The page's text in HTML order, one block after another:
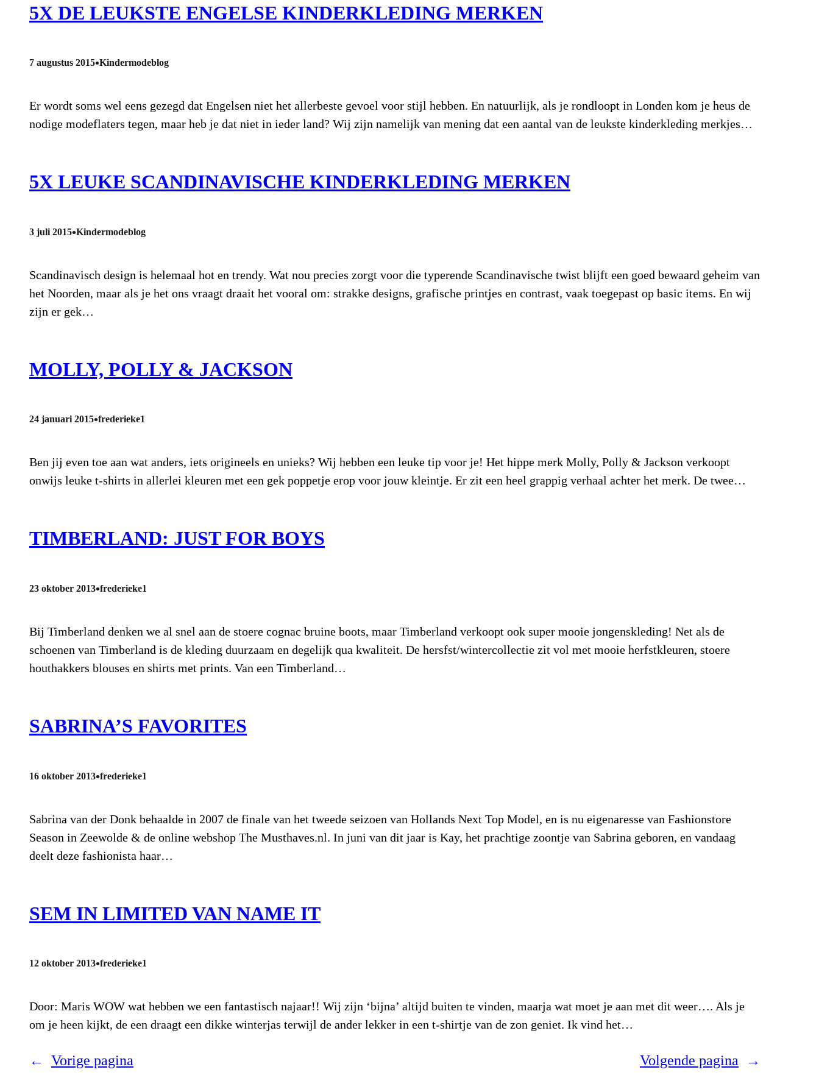
5X DE LEUKSTE ENGELSE KINDERKLEDING MERKEN
7 augustus 2015•Kindermodeblog
Er wordt soms wel eens gezegd dat Engelsen niet het allerbeste gevoel voor stijl hebben. En natuurlijk, als je rondloopt in Londen kom je heus de
nodige modeflaters tegen, maar heb je dat niet in ieder land? Wij zijn namelijk van mening dat een aantal van de leukste kinderkleding merkjes…
5X LEUKE SCANDINAVISCHE KINDERKLEDING MERKEN
3 juli 2015•Kindermodeblog
Scandinavisch design is helemaal hot en trendy. Wat nou precies zorgt voor die typerende Scandinavische twist blijft een goed bewaard geheim van
het Noorden, maar als je het ons vraagt draait het vooral om: strakke designs, grafische printjes en contrast, vaak toegepast op basic items. En wij
zijn er gek…
MOLLY, POLLY & JACKSON
24 januari 2015•frederieke1
Ben jij even toe aan wat anders, iets origineels en unieks? Wij hebben een leuke tip voor je! Het hippe merk Molly, Polly & Jackson verkoopt
onwijs leuke t-shirts in allerlei kleuren met een gek poppetje erop voor jouw kleintje. Er zit een heel grappig verhaal achter het merk. De twee…
TIMBERLAND: JUST FOR BOYS
23 oktober 2013•frederieke1
Bij Timberland denken we al snel aan de stoere cognac bruine boots, maar Timberland verkoopt ook super mooie jongenskleding! Net als de
schoenen van Timberland is de kleding duurzaam en degelijk qua kwaliteit. De hersfst/wintercollectie zit vol met mooie herfstkleuren, stoere
houthakkers blouses en shirts met prints. Van een Timberland…
SABRINA’S FAVORITES
16 oktober 2013•frederieke1
Sabrina van der Donk behaalde in 2007 de finale van het tweede seizoen van Hollands Next Top Model, en is nu eigenaresse van Fashionstore
Season in Zeewolde & de online webshop The Musthaves.nl. In juni van dit jaar is Kay, het prachtige zoontje van Sabrina geboren, en vandaag
deelt deze fashionista haar…
SEM IN LIMITED VAN NAME IT
12 oktober 2013•frederieke1
Door: Maris WOW wat hebben we een fantastisch najaar!! Wij zijn ‘bijna’ altijd buiten te vinden, maarja wat moet je aan met dit weer…. Als je
om je heen kijkt, de een draagt een dikke winterjas terwijl de ander lekker in een t-shirtje van de zon geniet. Ik vind het…
← Vorige pagina Volgende pagina →